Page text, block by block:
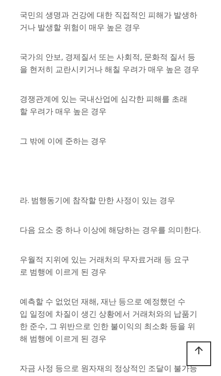
국민의 생명과 건강에 대한 직접적인 피해가 발생하
거나 발생할 위험이 매우 높은 경우
국가의 안보, 경제질서 또는 사회적, 문화적 질서 등
을 현저히 교란시키거나 해칠 우려가 매우 높은 경우
경쟁관계에 있는 국내산업에 심각한 피해를 초래
할 우려가 매우 높은 경우
그 밖에 이에 준하는 경우
라. 범행동기에 참작할 만한 사정이 있는 경우
다음 요소 중 하나 이상에 해당하는 경우를 의미한다.
우월적 지위에 있는 거래처의 무자료거래 등 요구
로 범행에 이르게 된 경우
예측할 수 없었던 재해, 재난 등으로 예정했던 수
입 일정에 차질이 생긴 상황에서 거래처와의 납품기
한 준수, 그 위반으로 인한 불이익의 최소화 등을 위
해 범행에 이르게 된 경우
자금 사정 등으로 원자재의 정상적인 조달이 불가능
arrow_upward